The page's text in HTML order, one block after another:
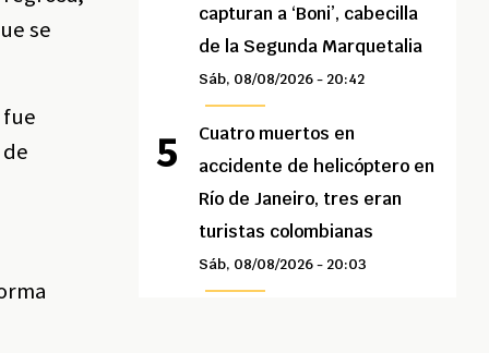
se
capturan a ‘Boni’, cabecilla
de la Segunda Marquetalia
Sáb, 08/08/2026 - 20:42
Cuatro muertos en
accidente de helicóptero en
Río de Janeiro, tres eran
turistas colombianas
Sáb, 08/08/2026 - 20:03